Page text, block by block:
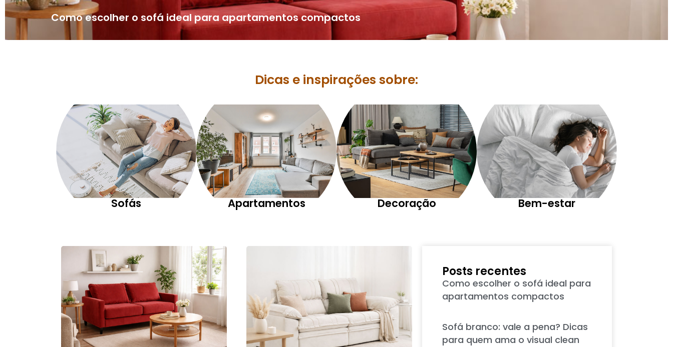
Como escolher o sofá ideal para apartamentos compactos
Dicas e inspirações sobre:
Sofás Apartamentos Decoração Bem-estar
Posts recentes
Como escolher o sofá ideal para
apartamentos compactos
Sofá branco: vale a pena? Dicas
para quem ama o visual clean